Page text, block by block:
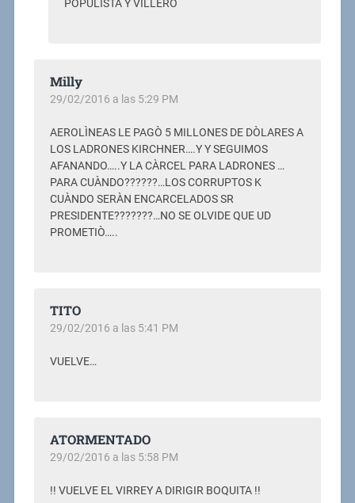
POPULISTA Y VILLERO
Milly
29/02/2016 a las 5:29 PM
AEROLÌNEAS LE PAGÒ 5 MILLONES DE DÒLARES A
LOS LADRONES KIRCHNER….Y Y SEGUIMOS
AFANANDO…..Y LA CÀRCEL PARA LADRONES …
PARA CUÀNDO??????…LOS CORRUPTOS K
CUÀNDO SERÀN ENCARCELADOS SR
PRESIDENTE???????…NO SE OLVIDE QUE UD
PROMETIÒ…..
TITO
29/02/2016 a las 5:41 PM
VUELVE…
ATORMENTADO
29/02/2016 a las 5:58 PM
!! VUELVE EL VIRREY A DIRIGIR BOQUITA !!